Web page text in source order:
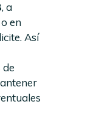
, a
en
Así
de